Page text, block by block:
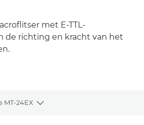
met E-TTL-
de richting en kracht van het
MT-24EX
Toggle breadcrumbs